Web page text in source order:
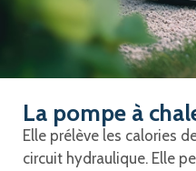
La pompe à
Elle prélève les calories
circuit hydraulique. Elle